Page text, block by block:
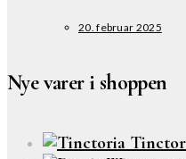
20. februar 2025
Nye varer i shoppen